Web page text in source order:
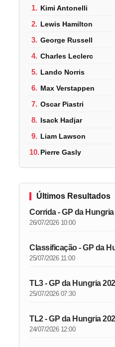
1. Kimi Antonelli
2. Lewis Hamilton
3. George Russell
4. Charles Leclerc
5. Lando Norris
6. Max Verstappen
7. Oscar Piastri
8. Isack Hadjar
9. Liam Lawson
10.Pierre Gasly
Últimos Resultados
Corrida - GP da Hungria
26/07/2026 10:00
Classificação - GP da
25/07/2026 11:00
TL3 - GP da Hungria
25/07/2026 07:30
TL2 - GP da Hungria
24/07/2026 12:00